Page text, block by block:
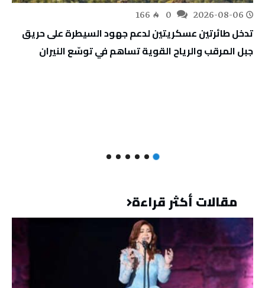
2026-08-06
166
تدخل طائرتين عسكريتين لدعم جهود السيطرة على حريق
جبل المرقب والرياح القوية تساهم في توسّع النيران
مقالات أكثر قراءة